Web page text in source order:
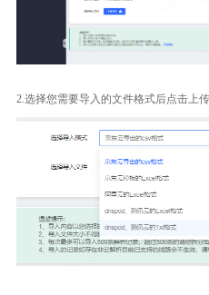
2.选择您需要导入的文件格式后点击上传